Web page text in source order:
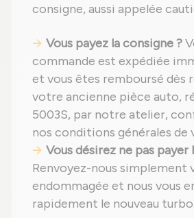
consigne, aussi appelée
Vous payez la consigne ?
commande est expédiée
et vous êtes remboursé dès
votre ancienne pièce auto,
5003S, par notre atelier,
nos conditions générales de
Vous désirez ne pas payer
Renvoyez-nous simplement
endommagée et nous vous
rapidement le nouveau turbo.